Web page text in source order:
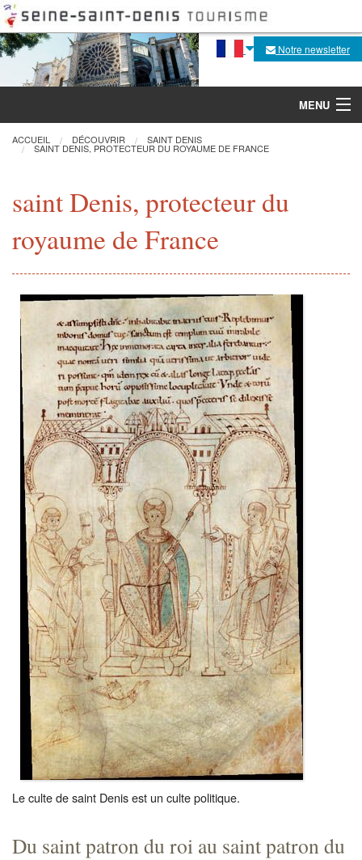
Notre newsletter
MENU
Visites, activités
Pratique
Restauration
CMN
Fouilles
ACCUEIL DÉCOUVRIR SAINT DENIS
SAINT DENIS, PROTECTEUR DU ROYAUME DE FRANCE
saint Denis, protecteur du
royaume de France
Le culte de saint Denis est un culte politique.
Du saint patron du roi au saint patron du